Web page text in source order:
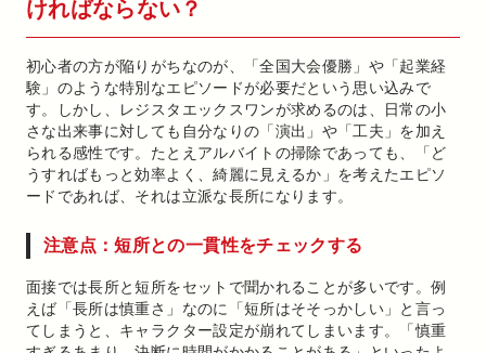
ければならない？
初心者の方が陥りがちなのが、「全国大会優勝」や「起業経
験」のような特別なエピソードが必要だという思い込みで
す。しかし、レジスタエックスワンが求めるのは、日常の小
さな出来事に対しても自分なりの「演出」や「工夫」を加え
られる感性です。たとえアルバイトの掃除であっても、「ど
うすればもっと効率よく、綺麗に見えるか」を考えたエピソ
ードであれば、それは立派な長所になります。
注意点：短所との一貫性をチェックする
面接では長所と短所をセットで聞かれることが多いです。例
えば「長所は慎重さ」なのに「短所はそそっかしい」と言っ
てしまうと、キャラクター設定が崩れてしまいます。「慎重